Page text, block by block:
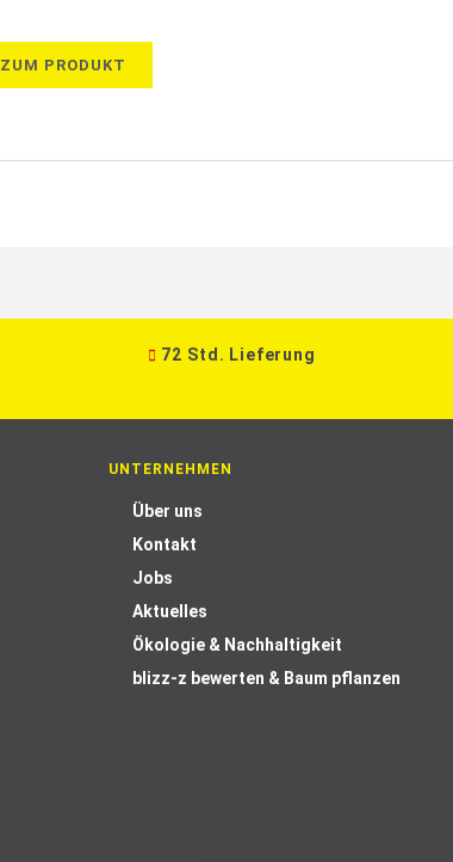
ZUM PRODUKT
72 Std. Lieferung
UNTERNEHMEN
Über uns
Kontakt
Jobs
Aktuelles
Ökologie & Nachhaltigkeit
blizz-z bewerten & Baum pflanzen